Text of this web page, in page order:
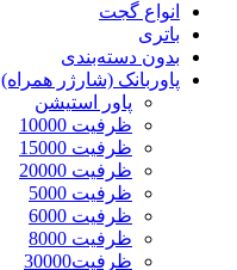
انواع گجت
باتری
بدون دسته‌بندی
پاوربانک (شارژر همراه)
پاور استیشن
ظرفیت 10000
ظرفیت 15000
ظرفیت 20000
ظرفیت 5000
ظرفیت 6000
ظرفیت 8000
ظرفیت30000